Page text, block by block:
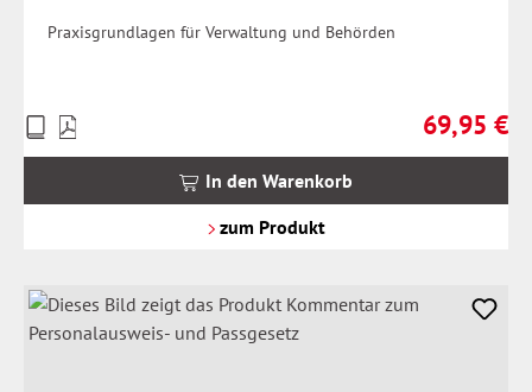
Praxisgrundlagen für Verwaltung und Behörden
Regulärer
69,95 €
Preise
inkl.
In den Warenkorb
zum Produkt